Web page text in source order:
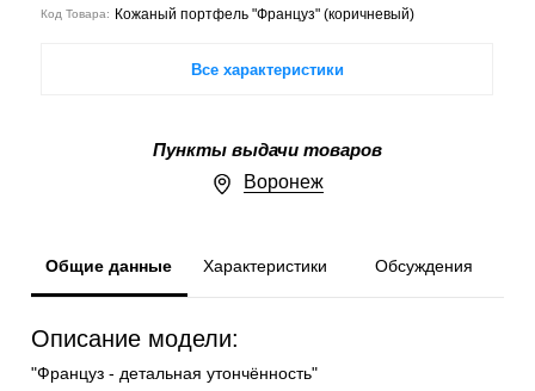
Код Товара: Кожаный портфель "Француз" (коричневый)
Все характеристики
Пункты выдачи товаров
Воронеж
Общие данные Характеристики Обсуждения
Описание модели:
"Француз - детальная утончённость"